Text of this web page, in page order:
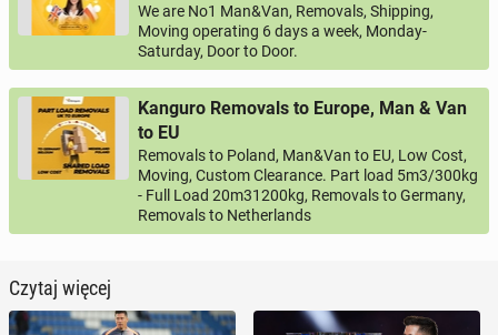
We are No1 Man&Van, Removals, Shipping,
Moving operating 6 days a week, Monday-
Saturday, Door to Door.
Kanguro Removals to Europe, Man & Van
to EU
Removals to Poland, Man&Van to EU, Low Cost,
Moving, Custom Clearance. Part load 5m3/300kg
- Full Load 20m31200kg, Removals to Germany,
Removals to Netherlands
Czytaj więcej